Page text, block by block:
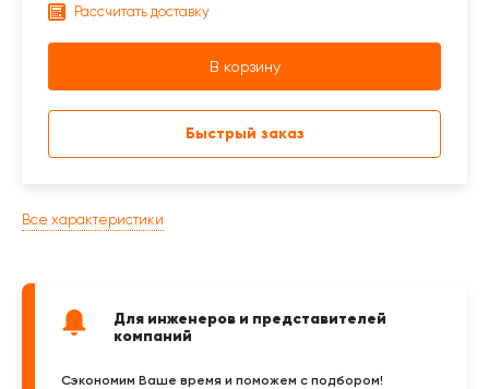
Все характеристики
Для инженеров и представителей
компаний
Сэкономим Ваше время и поможем с подбором!
Рассчитать доставку
В корзину
Быстрый заказ